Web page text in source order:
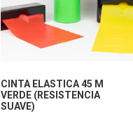
CINTA ELASTICA 45 M
VERDE (RESISTENCIA
SUAVE)